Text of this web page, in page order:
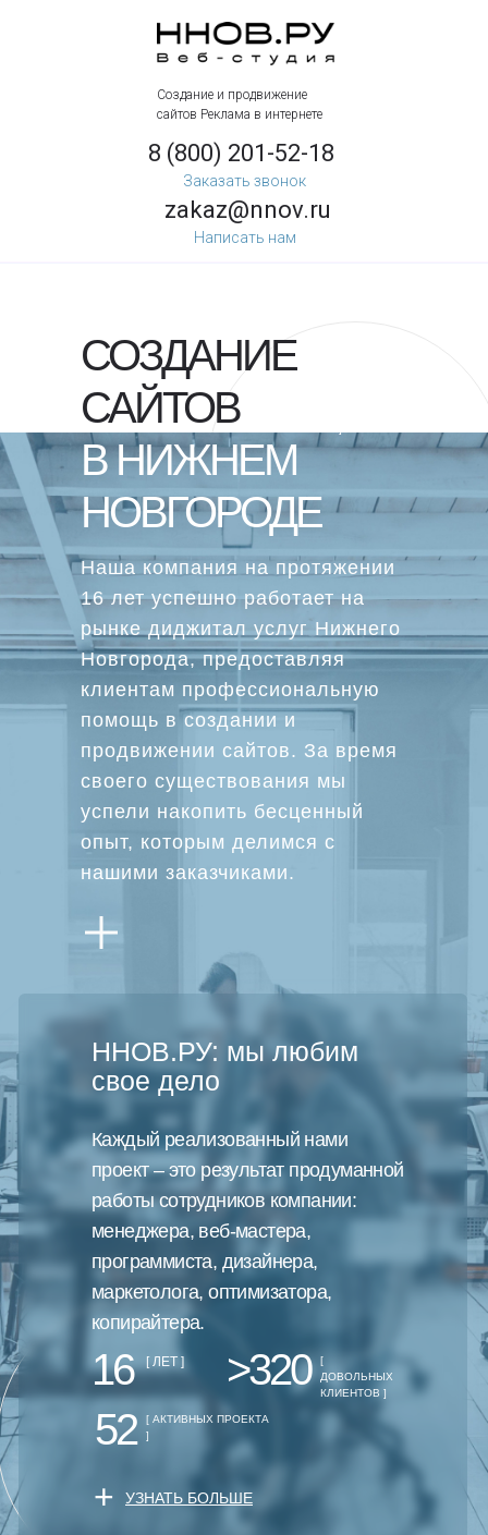
Создание и продвижение
сайтов Реклама в интернете
8 (800) 201-52-18
Заказать звонок
zakaz@nnov.ru
Написать нам
УЗНАТЬ БОЛЬШЕ
+
СОЗДАНИЕ
САЙТОВ
В НИЖНЕМ
НОВГОРОДЕ
Наша компания на протяжении
16 лет успешно работает на
рынке диджитал услуг Нижнего
Новгорода, предоставляя
клиентам профессиональную
помощь в создании и
продвижении сайтов. За время
своего существования мы
успели накопить бесценный
опыт, которым делимся с
нашими заказчиками.
ННОВ.РУ: мы любим
свое дело
Каждый реализованный нами
проект – это результат продуманной
работы сотрудников компании:
менеджера, веб-мастера,
программиста, дизайнера,
маркетолога, оптимизатора,
копирайтера.
16
>320
52
[ ЛЕТ ]
[
ДОВОЛЬНЫХ
КЛИЕНТОВ ]
[ АКТИВНЫХ ПРОЕКТА
]